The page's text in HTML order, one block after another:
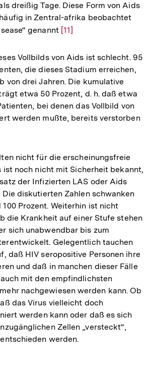
dreißig Tage. Diese Form von Aids
in Zentral-afrika beobachtet
genannt Zur
der
Fußnote
[11]
Vollbilds von Aids ist schlecht. 95
die dieses Stadium erreichen,
von drei Jahren. Die kumulative
etwa 50 Prozent, d. h. daß etwa
bei denen das Vollbild von
werden mußte, bereits verstorben
nicht für die erscheinungsfreie
ist noch nicht mit Sicherheit bekannt,
der Infizierten LAS oder Aids
diskutierten Zahlen schwanken
Prozent. Weiterhin ist nicht
die Krankheit auf einer Stufe stehen
sich unabwendbar bis zum
Gelegentlich tauchen
daß HIV seropositive Personen ihre
und daß in manchen dieser Fälle
mit den empfindlichsten
nachgewiesen werden kann. Ob
das Virus vielleicht doch
werden kann oder daß es sich
Zellen „versteckt“,
werden.